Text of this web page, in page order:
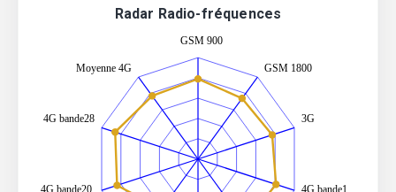
Radar Radio-fréquences